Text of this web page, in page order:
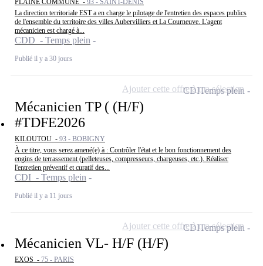
La direction territoriale EST a en charge le pilotage de l'entretien des espaces publics
de l'ensemble du territoire des villes Aubervilliers et La Courneuve. L'agent
mécanicien est chargé à...
CDD - Temps plein
Publié il y a 30 jours
Mécanicien TP ( (H/F)
#TDFE2026
KILOUTOU - 93 - BOBIGNY
À ce titre, vous serez amené(e) à : Contrôler l'état et le bon fonctionnement des
engins de terrassement (pelleteuses, compresseurs, chargeuses, etc.). Réaliser
l'entretien préventif et curatif des...
CDI - Temps plein
Publié il y a 11 jours
CDITemps plein
Ajouter cette offre à ma sélection
Mécanicien VL- H/F (H/F)
EXOS - 75 - PARIS
CDITemps plein
Ajouter cette offre à ma sélection